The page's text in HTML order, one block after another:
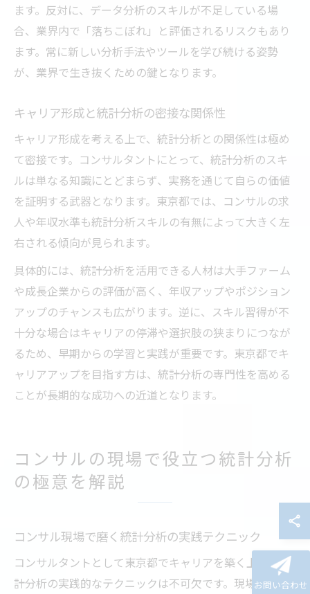
ます。反対に、データ分析のスキルが不足している場
合、業界内で「落ちこぼれ」と評価されるリスクもあり
ます。常に新しい分析手法やツールを学び続ける姿勢
が、業界で生き抜くための鍵となります。
キャリア形成と統計分析の密接な関係性
キャリア形成を考える上で、統計分析との関係性は極め
て密接です。コンサルタントにとって、統計分析のスキ
ルは単なる知識にとどまらず、実務を通じて自らの価値
を証明する武器となります。東京都では、コンサルの求
人や年収水準も統計分析スキルの有無によって大きく左
右される傾向が見られます。
具体的には、統計分析を活用できる人材は大手ファーム
や成長企業からの評価が高く、年収アップやポジション
アップのチャンスも広がります。逆に、スキル習得が不
十分な場合はキャリアの停滞や選択肢の狭まりにつなが
るため、早期からの学習と実践が重要です。東京都でキ
ャリアアップを目指す方は、統計分析の専門性を高める
ことが長期的な成功への近道となります。
コンサルの現場で役立つ統計分析
の極意を解説
コンサル現場で磨く統計分析の実践テクニック
コンサルタントとして東京都でキャリアを築く上で、統
計分析の実践的なテクニックは不可欠です。現場では、
お問い合わせ